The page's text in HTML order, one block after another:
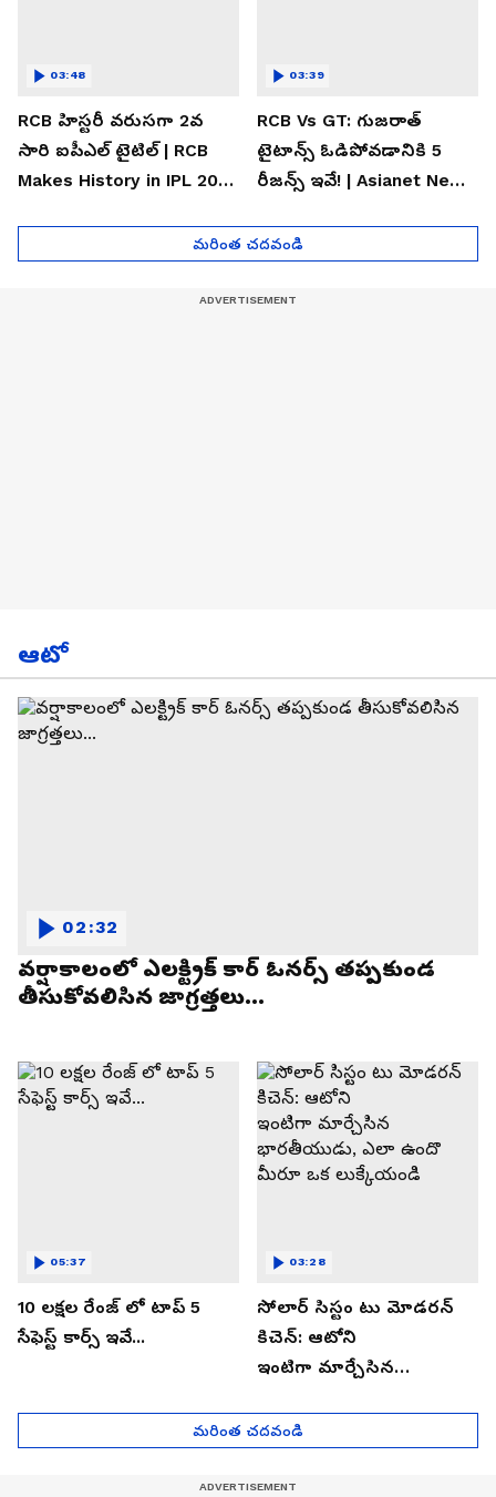
RCB హిస్టరీ వరుసగా 2వ
సారి ఐపీఎల్ టైటిల్ | RCB
Makes History in IPL 2026
03:48
RCB Vs GT: గుజరాత్
టైటాన్స్ ఓడిపోవడానికి 5
రీజన్స్ ఇవే! | Asianet News
03:39
మరింత చదవండి
ఆటో
వర్షాకాలంలో ఎలక్ట్రిక్ కార్ ఓనర్స్ తప్పకుండ
తీసుకోవలిసిన జాగ్రత్తలు...
02:32
10 లక్షల రేంజ్ లో టాప్ 5
సేఫెస్ట్ కార్స్ ఇవే...
05:37
సోలార్ సిస్టం టు మోడరన్
కిచెన్: ఆటోని
ఇంటిగా మార్చేసిన
మీరూ ఒక లుక్కేయండి
03:28
మరింత చదవండి